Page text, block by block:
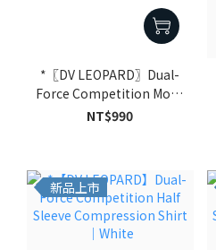
*〖DV LEOPARD〗Dual-
Force Competition Mock
Neck Long Sleeve
NT$990
新品上市